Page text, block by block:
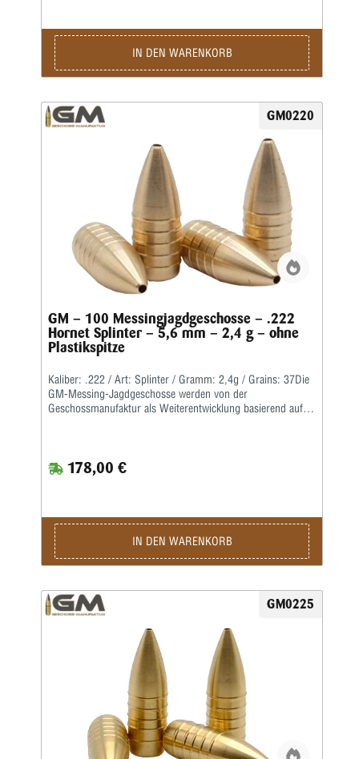
IN DEN WARENKORB
GM0220
GM – 100 Messingjagdgeschosse – .222
Hornet Splinter – 5,6 mm – 2,4 g – ohne
Plastikspitze
Kaliber: .222 / Art: Splinter / Gramm: 2,4g / Grains: 37Die
GM-Messing-Jagdgeschosse werden von der
Geschossmanufaktur als Weiterentwicklung basierend auf
im Lauf bleibt dabei durch die spezielle Messinglegierung
gering.Die Teilzerlegungs-Geschosse fragmentieren im
Wiederlader liefern wir die Geschosse als Splinter Crown in
klassischer Form mit offener Hohlspitze sowie als Splinter
Tip mit zusätzlicher Polymerspitze.Die Kino-Geschosse
werden in preiswerter massiver Ausführung geliefert und
Jagdgeschosse.
178,00 €
IN DEN WARENKORB
GM0225